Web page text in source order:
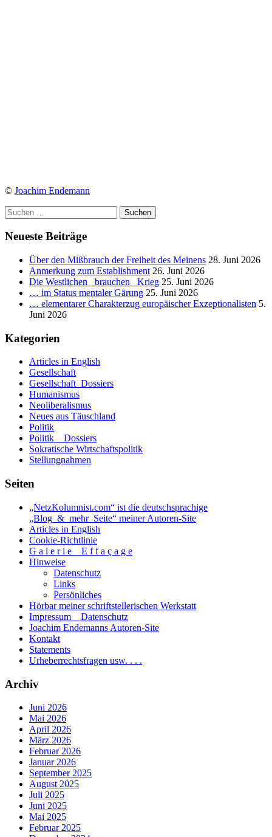
© Joachim Endemann
Suchen
nach:
Neueste Beiträge
Über den Mißbrauch der Freiheit des Meinens 28. Juni 2026
Anmerkung zum Establishment 26. Juni 2026
Die Westlichen _brauchen_ Krieg 25. Juni 2026
… im Status mentaler Gärung 25. Juni 2026
… elementarer Charakterzug europäischer Exzeptionalisten 5.
Juni 2026
Kategorien
Articles in English
Gesellschaft
Gesellschaft_Dossiers
Humanismus
Neoliberalismus
Neues aus Täuschland
Politik
Politik _ Dossiers
Sokratische Wirtschaftspolitik
Stellungnahmen
Seiten
„NetzKolumnist.com“ ist die deutschsprachige
„Blog_&_mehr_Seite“ meiner Autoren-Site
Articles in English
Cookie-Richtlinie
G a l e r i e _ E f f a ç a g e
Hinweise
Datenschutz
Links
Persönliches
Hörbar meiner schriftstellerischen Werkstatt
Impressum _ Datenschutz
Joachim Endemanns Autoren-Site
Kontakt
Statements
Urheberrechtsfragen usw. . . .
Archiv
Juni 2026
Mai 2026
April 2026
März 2026
Februar 2026
Januar 2026
September 2025
August 2025
Juli 2025
Juni 2025
Mai 2025
Februar 2025